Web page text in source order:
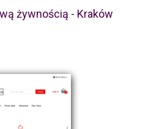
żywnością - Kraków